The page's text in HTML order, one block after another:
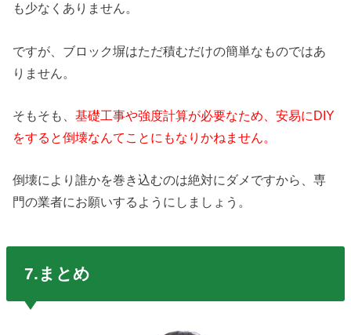
も少なくありません。
ですが、ブロック塀はただ積むだけの簡単なものではあ
りません。
そもそも、基礎工事や強度計算が必要なため、安易にDIY
をすると倒壊なんてことにもなりかねません。
倒壊により誰かを巻き込むのは絶対にダメですから、専
門の業者にお願いするようにしましょう。
7.まとめ